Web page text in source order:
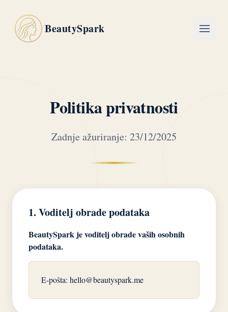
BeautySpark
Politika privatnosti
Zadnje ažuriranje: 23/12/2025
1. Voditelj obrade podataka
BeautySpark je voditelj obrade vaših osobnih
podataka.
E-pošta: hello@beautyspark.me